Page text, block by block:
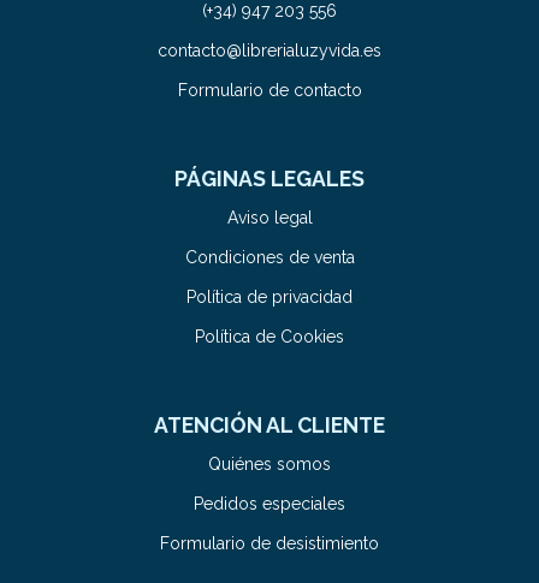
(+34) 947 203 556
contacto@librerialuzyvida.es
Formulario de contacto
PÁGINAS LEGALES
Aviso legal
Condiciones de venta
Política de privacidad
Política de Cookies
ATENCIÓN AL CLIENTE
Quiénes somos
Pedidos especiales
Formulario de desistimiento